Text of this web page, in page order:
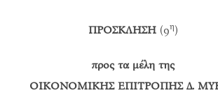
ΠΡΟΣΚΛΗΣΗ (9η)
προς τα μέλη της
ΟΙΚΟΝΟΜΙΚΗΣ ΕΠΙΤΡΟΠΗΣ Δ.